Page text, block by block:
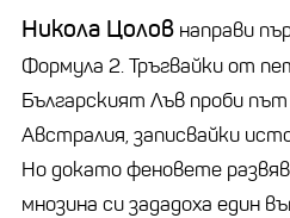
Никола Цолов направи
Формула 2. Тръгвайки от
Българският Лъв проби път
Австралия, записвайки
Но докато феновете
мнозина си зададоха един